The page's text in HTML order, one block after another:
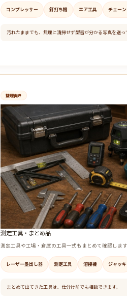
コンプレッサー 釘打ち機 エア工具 チェー
汚れたままでも、無理に清掃せず型番が分かる写真を送っ
整理向き
測定工具・まとめ品
測定工具や工場・倉庫の工具一式もまとめて確認します
レーザー墨出し器 測定工具 溶接機 ジャッキ
まとめて出てきた工具は、仕分け前でも相談できます。